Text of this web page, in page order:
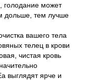
голодание может
дольше, тем лучше
вашего тела
телец в крови
чистая кровь
выглядят ярче и